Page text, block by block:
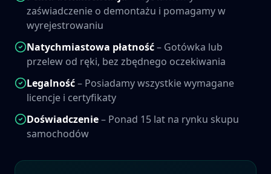
zaświadczenie o demontażu i pomagamy w
wyrejestrowaniu
Natychmiastowa płatność– Gotówka lub
przelew od ręki, bez zbędnego oczekiwania
Legalność– Posiadamy wszystkie wymagane
licencje i certyfikaty
Doświadczenie– Ponad 15 lat na rynku skupu
samochodów